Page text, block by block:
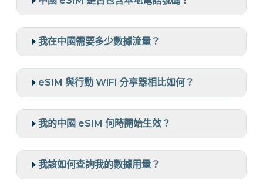
我在中國需要多少數據流量？
eSIM 與行動 WiFi 分享器相比如何？
我的中國 eSIM 何時開始生效？
我該如何查詢我的數據用量？